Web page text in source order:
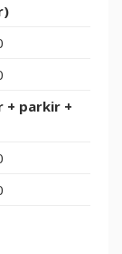
+ parkir +